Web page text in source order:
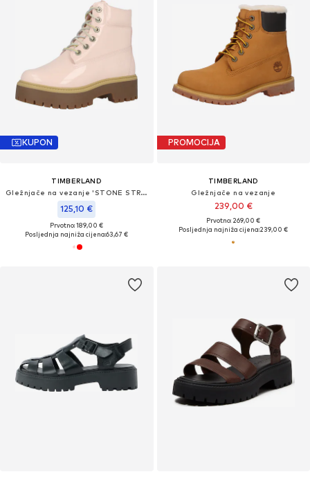
KUPON
TIMBERLAND
Gležnjače na vezanje 'STONE STREET'
125,10 €
Prvotno: 189,00 €
Posljednja najniža cijena:63,67 €
PROMOCIJA
TIMBERLAND
Gležnjače na vezanje
239,00 €
Prvotno: 269,00 €
Posljednja najniža cijena:239,00 €